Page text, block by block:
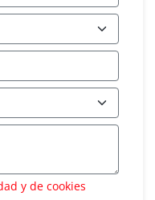
y de cookies